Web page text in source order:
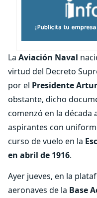
La Aviación Naval
virtud del Decreto
por el Presidente
obstante, dicho
comenzó en la década
aspirantes con
curso de vuelo en la
en abril de 1916.
Ayer jueves, en la
aeronaves de la Base